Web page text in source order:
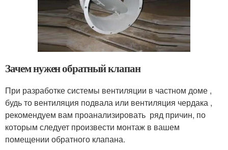
Зачем нужен обратный клапан
При разработке системы вентиляции в частном доме ,
будь то вентиляция подвала или вентиляция чердака ,
рекомендуем вам проанализировать ряд причин, по
которым следует произвести монтаж в вашем
помещении обратного клапана.